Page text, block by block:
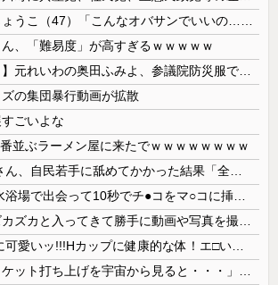
ん、「難易度」が高すぎるｗｗｗｗｗ
ズの集団暴行動画が拡散
ごいよな
番並ぶラーメン屋に来たでｗｗｗｗｗｗｗｗ